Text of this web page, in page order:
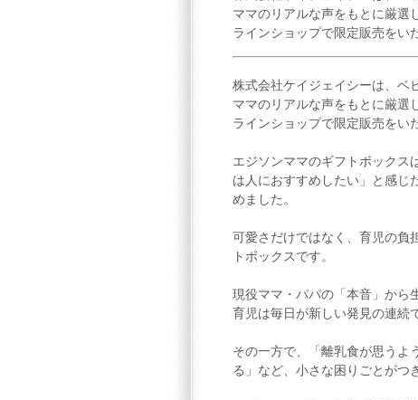
ママのリアルな声をもとに厳選
ラインショップで限定販売をい
株式会社ケイジェイシーは、ベ
ママのリアルな声をもとに厳選
ラインショップで限定販売をい
エジソンママのギフトボックス
は人におすすめしたい」と感じ
めました。
可愛さだけではなく、育児の負
トボックスです。
現役ママ・パパの「本音」から
育児は毎日が新しい発見の連続
その一方で、「離乳食が思うよ
る」など、小さな困りごとがつ